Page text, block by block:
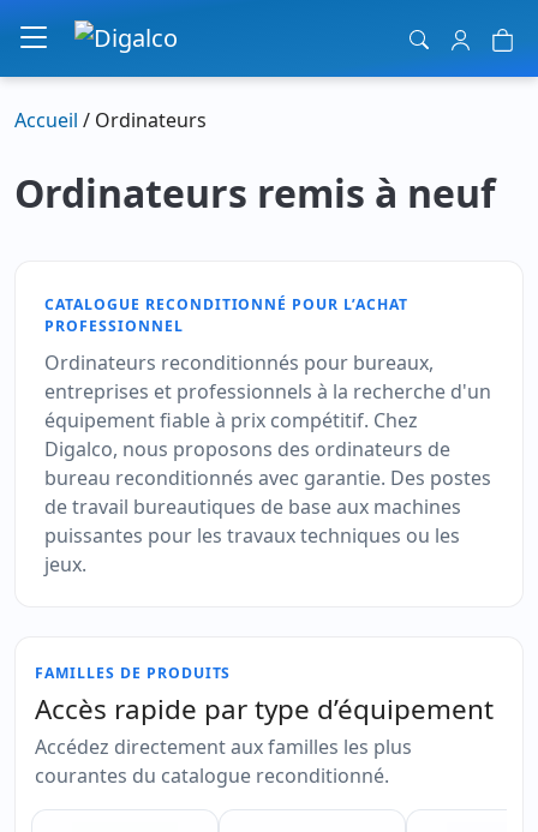
Navigation principale
Accueil / Ordinateurs
Ordinateurs remis à neuf
CATALOGUE RECONDITIONNÉ POUR L’ACHAT
PROFESSIONNEL
Ordinateurs reconditionnés pour bureaux,
entreprises et professionnels à la recherche d'un
équipement fiable à prix compétitif. Chez
Digalco, nous proposons des ordinateurs de
bureau reconditionnés avec garantie. Des postes
de travail bureautiques de base aux machines
puissantes pour les travaux techniques ou les
jeux.
FAMILLES DE PRODUITS
Accès rapide par type d’équipement
Accédez directement aux familles les plus
courantes du catalogue reconditionné.